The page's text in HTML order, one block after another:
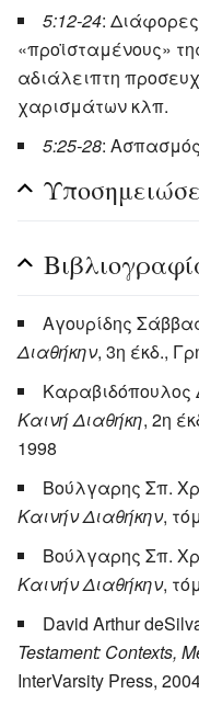
5:12-24:
«προϊσταμένους»
αδιάλειπτη
χαρισμάτων κλπ.
5:25-28:
Αγουρίδης
Διαθήκην, 3η έκδ.,
Καραβιδόπουλος
Καινή Διαθήκη, 2η
1998
Βούλγαρης Σπ.
Καινήν Διαθήκην,
Βούλγαρης Σπ.
Καινήν Διαθήκην,
David Arthur
Testament: Contexts,
InterVarsity Press,